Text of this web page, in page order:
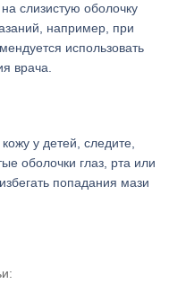
слизистую оболочку
например, при
использовать
врача.
у детей, следите,
оболочки глаз, рта или
попадания мази